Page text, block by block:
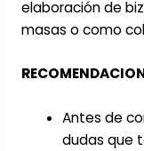
elaboración de
masas o como
Antes de
dudas que